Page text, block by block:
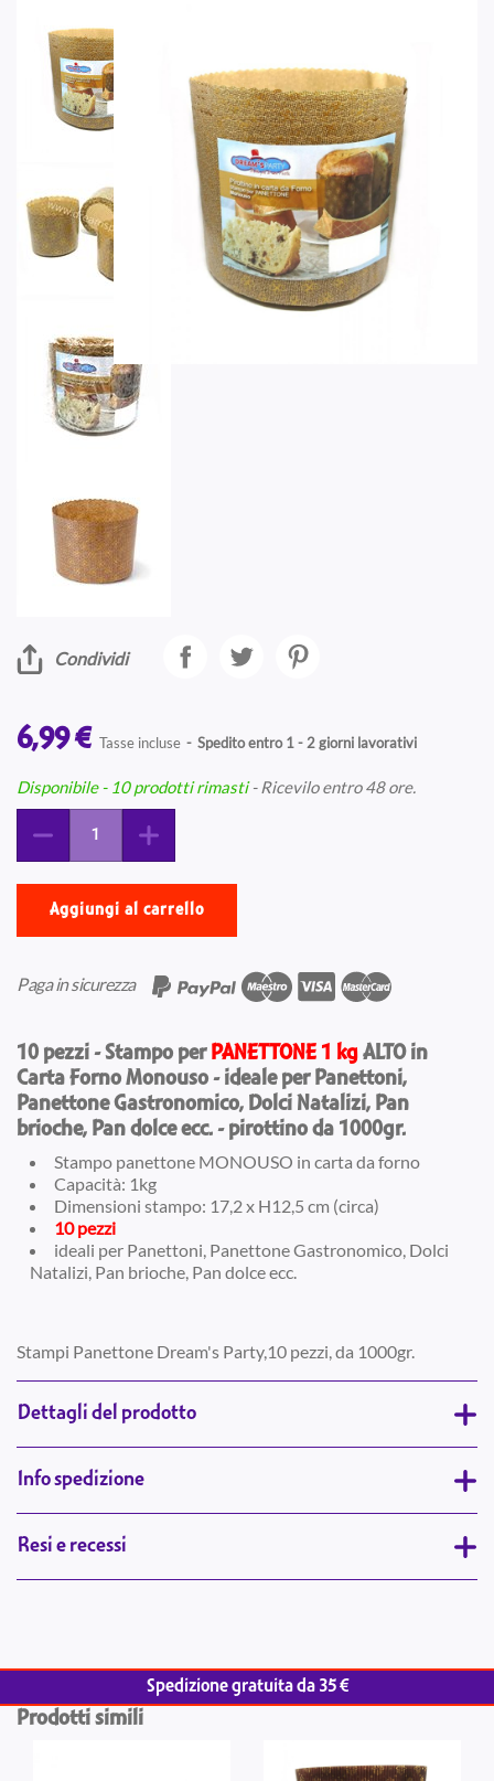
Condividi
6,99 € Tasse incluse Spedito entro 1 - 2 giorni lavorativi
Disponibile - 10 prodotti rimasti - Ricevilo entro 48 ore.
Aggiungi al carrello
Paga in sicurezza
10 pezzi - Stampo perPANETTONE 1 kgALTO in
Carta Forno Monouso - ideale per Panettoni,
Panettone Gastronomico, Dolci Natalizi, Pan
brioche, Pan dolce ecc. - pirottino da 1000gr.
Stampo panettone MONOUSO in carta da forno
Capacità: 1kg
Dimensioni stampo: 17,2 x H12,5 cm (circa)
10 pezzi
ideali per Panettoni, Panettone Gastronomico, Dolci
Natalizi, Pan brioche, Pan dolce ecc.
Stampi Panettone Dream's Party,10 pezzi, da 1000gr.
Dettagli del prodotto
Info spedizione
Resi e recessi
Spedizione gratuita da 35 €
Prodotti simili